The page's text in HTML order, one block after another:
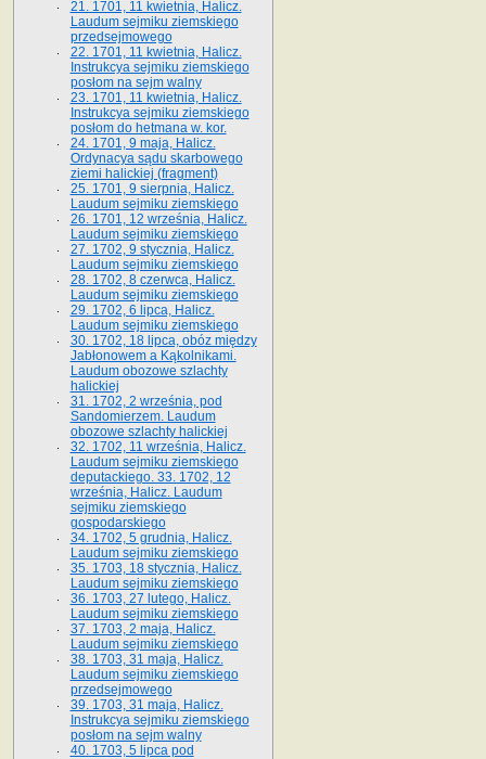
21. 1701, 11 kwietnia, Halicz.
Laudum sejmiku ziemskiego
przedsejmowego
22. 1701, 11 kwietnia, Halicz.
Instrukcya sejmiku ziemskiego
posłom na sejm walny
23. 1701, 11 kwietnia, Halicz.
Instrukcya sejmiku ziemskiego
posłom do hetmana w. kor.
24. 1701, 9 maja, Halicz.
Ordynacya sądu skarbowego
ziemi halickiej (fragment)
25. 1701, 9 sierpnia, Halicz.
Laudum sejmiku ziemskiego
26. 1701, 12 września, Halicz.
Laudum sejmiku ziemskiego
27. 1702, 9 stycznia, Halicz.
Laudum sejmiku ziemskiego
28. 1702, 8 czerwca, Halicz.
Laudum sejmiku ziemskiego
29. 1702, 6 lipca, Halicz.
Laudum sejmiku ziemskiego
30. 1702, 18 lipca, obóz między
Jabłonowem a Kąkolnikami.
Laudum obozowe szlachty
halickiej
31. 1702, 2 września, pod
Sandomierzem. Laudum
obozowe szlachty halickiej
32. 1702, 11 września, Halicz.
Laudum sejmiku ziemskiego
deputackiego. 33. 1702, 12
września, Halicz. Laudum
sejmiku ziemskiego
gospodarskiego
34. 1702, 5 grudnia, Halicz.
Laudum sejmiku ziemskiego
35. 1703, 18 stycznia, Halicz.
Laudum sejmiku ziemskiego
36. 1703, 27 lutego, Halicz.
Laudum sejmiku ziemskiego
37. 1703, 2 maja, Halicz.
Laudum sejmiku ziemskiego
38. 1703, 31 maja, Halicz.
Laudum sejmiku ziemskiego
przedsejmowego
39. 1703, 31 maja, Halicz.
Instrukcya sejmiku ziemskiego
posłom na sejm walny
40. 1703, 5 lipca pod